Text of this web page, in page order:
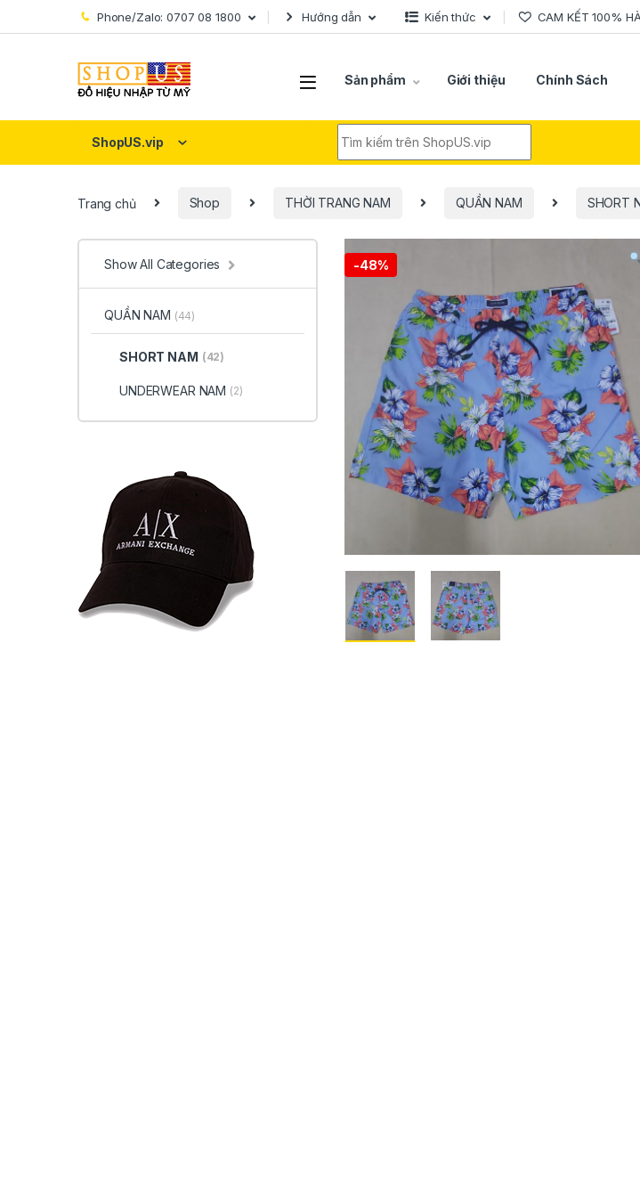
Skip to navigation
Skip to content Phone/Zalo: 0707 08 1800 Hướng dẫn Kiến thức CAM KẾT 100%
Sản phẩm Giới thiệu Chính Sách
ShopUS.vip
Trang chủ Shop THỜI TRANG NAM QUẦN NAM SHORT
-48%
Show All Categories
QUẦN NAM (44)
SHORT NAM (42)
UNDERWEAR NAM (2)